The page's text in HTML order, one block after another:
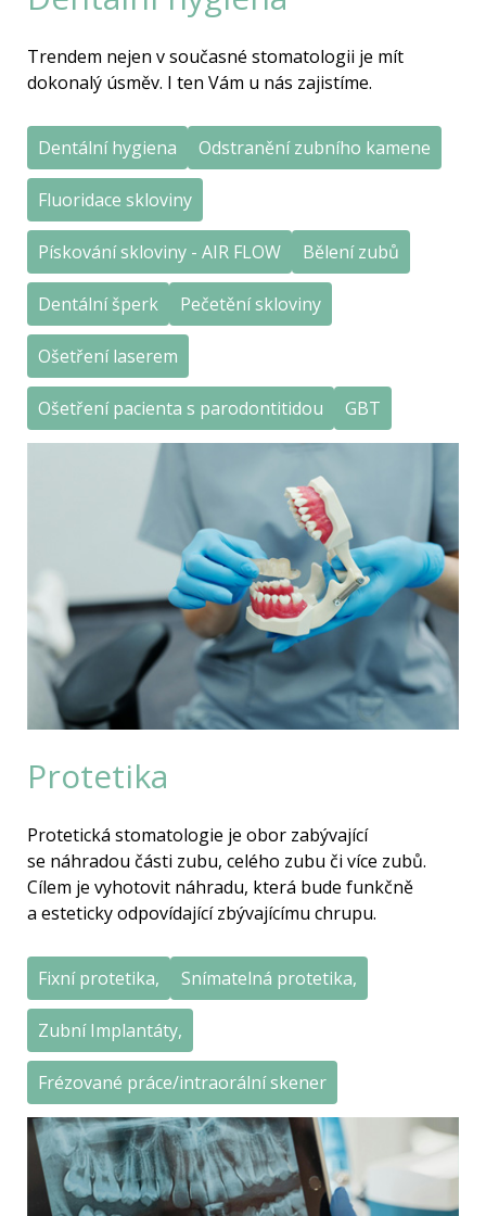
Trendem nejen v současné stomatologii je mít
dokonalý úsměv. I ten Vám u nás zajistíme.
Dentální hygiena Odstranění zubního kamene
Fluoridace skloviny
Pískování skloviny - AIR FLOW Bělení zubů
Dentální šperk Pečetění skloviny
Ošetření laserem
Ošetření pacienta s parodontitidou GBT
Protetika
Protetická stomatologie je obor zabývající
se náhradou části zubu, celého zubu či více zubů.
Cílem je vyhotovit náhradu, která bude funkčně
a esteticky odpovídající zbývajícímu chrupu.
Fixní protetika, Snímatelná protetika,
Zubní Implantáty,
Frézované práce/intraorální skener